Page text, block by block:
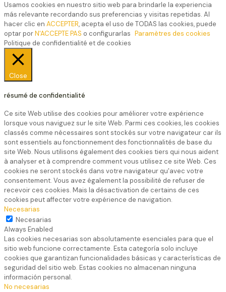
Usamos cookies en nuestro sitio web para brindarle la experiencia
más relevante recordando sus preferencias y visitas repetidas. Al
hacer clic en ACCEPTER, acepta el uso de TODAS las cookies, puede
optar porN'ACCEPTE PAS o configurarlas Paramètres des cookies
Politique de confidentialité et de cookies
Close
résumé de confidentialité
Ce site Web utilise des cookies pour améliorer votre expérience
lorsque vous naviguez sur le site Web. Parmi ces cookies, les cookies
classés comme nécessaires sont stockés sur votre navigateur car ils
sont essentiels au fonctionnement des fonctionnalités de base du
site Web. Nous utilisons également des cookies tiers qui nous aident
à analyser et à comprendre comment vous utilisez ce site Web. Ces
cookies ne seront stockés dans votre navigateur qu'avec votre
consentement. Vous avez également la possibilité de refuser de
recevoir ces cookies. Mais la désactivation de certains de ces
cookies peut affecter votre expérience de navigation.
Necesarias
Necesarias
Always Enabled
Las cookies necesarias son absolutamente esenciales para que el
sitio web funcione correctamente. Esta categoría solo incluye
cookies que garantizan funcionalidades básicas y características de
seguridad del sitio web. Estas cookies no almacenan ninguna
información personal.
No necesarias